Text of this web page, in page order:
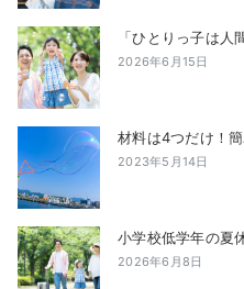
「ひとりっ子は
2026年6月15日
材料は4つだけ！
2023年5月14日
小学校低学年の夏
2026年6月8日